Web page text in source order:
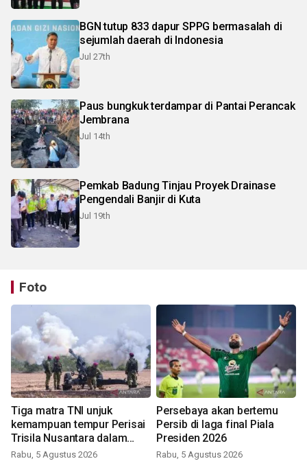
BGN tutup 833 dapur SPPG bermasalah di
sejumlah daerah di Indonesia
Jul 27th
Paus bungkuk terdampar di Pantai Perancak
Jembrana
Jul 14th
Pemkab Badung Tinjau Proyek Drainase
Pengendali Banjir di Kuta
Jul 19th
Foto
Tiga matra TNI unjuk
kemampuan tempur Perisai
Trisila Nusantara dalam
latihan di Kepri
Rabu, 5 Agustus 2026
Persebaya akan bertemu
Persib di laga final Piala
Presiden 2026
Rabu, 5 Agustus 2026